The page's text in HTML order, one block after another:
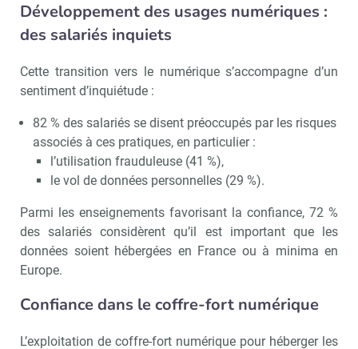
Développement des usages numériques :
des salariés inquiets
Cette transition vers le numérique s’accompagne d’un
sentiment d’inquiétude :
82 % des salariés se disent préoccupés par les risques
associés à ces pratiques, en particulier :
l’utilisation frauduleuse (41 %),
le vol de données personnelles (29 %).
Parmi les enseignements favorisant la confiance, 72 %
des salariés considèrent qu’il est important que les
données soient hébergées en France ou à minima en
Europe.
Confiance dans le coffre-fort numérique
L’exploitation de coffre-fort numérique pour héberger les